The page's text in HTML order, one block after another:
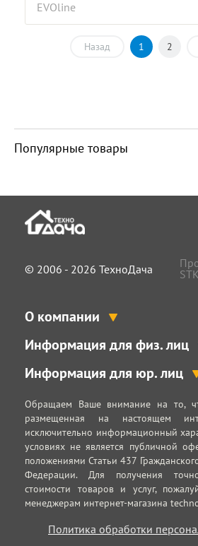
EVOline
Назад 1 2
Популярные товары
© 2006 - 2026 ТехноДача
О компании
Информация для физ. лиц
Информация для юр. лиц
Обращаем Ваше внимание на то,
размещенная на настоящем
исключительно информационный
условиях не является публичной
положениями Статьи 437
Федерации. Для получения
стоимости товаров и услуг,
менеджерам интернет-магазина
Политика обработки